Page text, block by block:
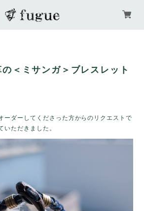
の＜ミサンガ＞ブレスレット
ーダーしてくださった方からのリクエストで
いただきました。